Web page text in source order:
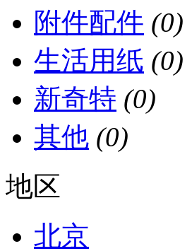
附件配件 (0)
生活用纸 (0)
新奇特 (0)
其他 (0)
地区
北京